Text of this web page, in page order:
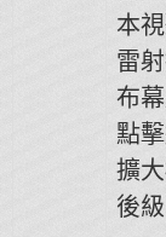
本
雷
布
點擊
擴
後